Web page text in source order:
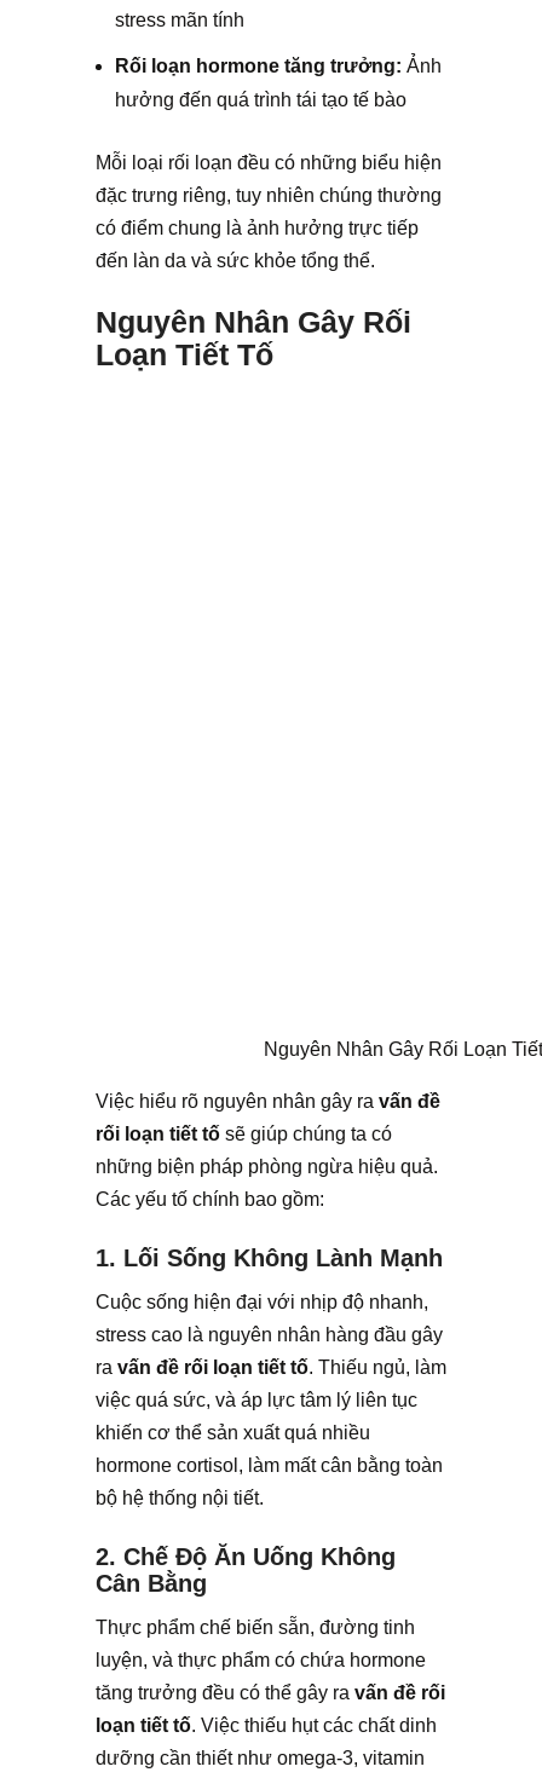
stress mãn tính
Rối loạn hormone tăng trưởng: Ảnh
hưởng đến quá trình tái tạo tế bào
Mỗi loại rối loạn đều có những biểu hiện
đặc trưng riêng, tuy nhiên chúng thường
có điểm chung là ảnh hưởng trực tiếp
đến làn da và sức khỏe tổng thể.
Nguyên Nhân Gây Rối
Loạn Tiết Tố
Nguyên Nhân Gây Rối Loạn
Việc hiểu rõ nguyên nhân gây ra vấn đề
rối loạn tiết tố sẽ giúp chúng ta có
những biện pháp phòng ngừa hiệu quả.
Các yếu tố chính bao gồm:
1. Lối Sống Không Lành Mạnh
Cuộc sống hiện đại với nhịp độ nhanh,
stress cao là nguyên nhân hàng đầu gây
ra vấn đề rối loạn tiết tố. Thiếu ngủ, làm
việc quá sức, và áp lực tâm lý liên tục
khiến cơ thể sản xuất quá nhiều
hormone cortisol, làm mất cân bằng toàn
bộ hệ thống nội tiết.
2. Chế Độ Ăn Uống Không
Cân Bằng
Thực phẩm chế biến sẵn, đường tinh
luyện, và thực phẩm có chứa hormone
tăng trưởng đều có thể gây ra vấn đề rối
loạn tiết tố. Việc thiếu hụt các chất dinh
dưỡng cần thiết như omega-3, vitamin